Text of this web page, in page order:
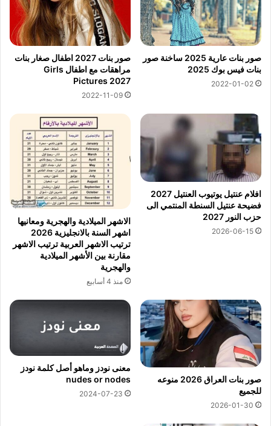
صور بنات عارية 2025 ساخنة صور
بنات فيس بوك 2025
2022-01-02
صور بنات 2027 اطفال صغار بنات
مراهقات مع اطفال Girls
Pictures 2027
2022-11-09
افلام عنتيل يوتيوب العنتيل 2027
فضيحة عنتيل السنطة المنتمي الى
حزب النور 2027
2026-06-15
الاشهر الميلادية والهجرية ومعانيها
اشهر السنة بالانجليزية 2026
ترتيب الاشهر العربية ترتيب الاشهر
مقارنة بين الأشهر الميلادية
والهجرية
منذ 4 أسابيع
صور بنات العراق 2026 منوعه
للجميع
2026-01-30
معنى نودز وماهو أصل كلمة نودز
nudes or nodes
2024-07-23